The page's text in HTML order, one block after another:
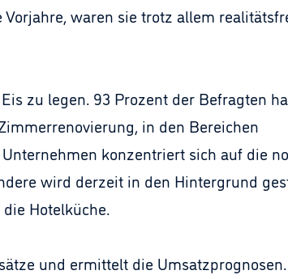
waren sie trotz allem
zu legen. 93 Prozent der Befragten
in den Bereichen
konzentriert sich auf die
wird derzeit in den Hintergrund
Hotelküche.
und ermittelt die